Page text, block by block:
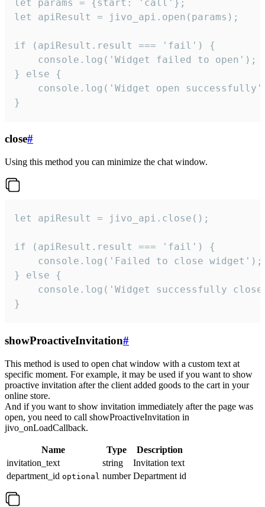
let params = {start: 'call'};
let apiResult = jivo_api.open(params);
if (apiResult.result === 'fail') {
    console.log('Widget failed to open');
} else {
console.log('Widget open
}
close#
Using this method you can minimize the chat window.
let apiResult = jivo_api.close();
if (apiResult.result === 'fail') {
    console.log('Failed to close widget');
} else {
console.log('Widget successfully
}
showProactiveInvitation#
This method is used to open chat window with a custom text at
specific moment. For example, it may be used if you want to show
proactive invitation after the client added goods to the cart in your
online store.
And if you want to show invitation immediately after the page was
open, you need to call showProactiveInvitation in
jivo_onLoadCallback.
Name Type
Description
invitation_text
string
Invitation text
department_id optional number Department id